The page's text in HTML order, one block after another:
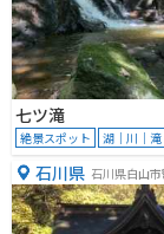
七ツ滝
絶景スポット 湖｜川｜滝
石川県 石川県白山
８−５